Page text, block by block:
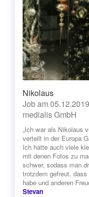
Nikolaus
Job am
medialis GmbH
„Ich war als Nikolaus
verteilt in der Europa
Ich hatte auch viele
mit denen Fotos zu
schwer, sodass man
trotzdem gefreut,
habe und anderen
Stevan